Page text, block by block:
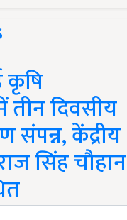
कृषि
तीन दिवसीय
संपन्न, केंद्रीय
सिंह चौहान